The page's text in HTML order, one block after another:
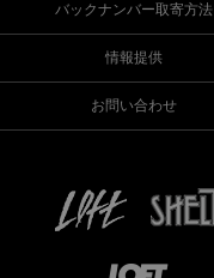
バックナンバー取寄方法
情報提供
お問い合わせ